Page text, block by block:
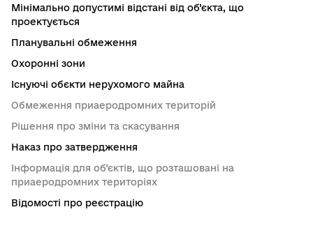
Мінімально допустимі відстані від об’єкта, що
проектується
Планувальні обмеження
Охоронні зони
Існуючі обєкти нерухомого майна
Обмеження приаеродромних територій
Рішення про зміни та скасування
Наказ про затвердження
Інформація для об’єктів, що розташовані на
приаеродромних територіях
Відомості про реєстрацію